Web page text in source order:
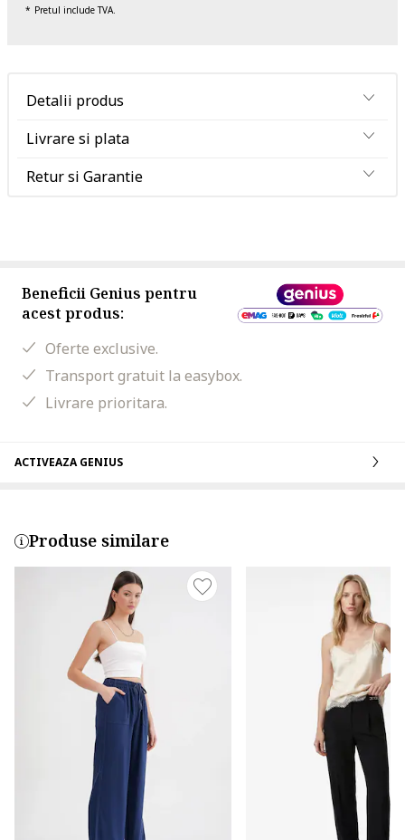
Pretul include TVA.
Detalii produs
Livrare si plata
Retur si Garantie
Beneficii Genius pentru
acest produs:
Oferte exclusive.
Transport gratuit la easybox.
Livrare prioritara.
ACTIVEAZA GENIUS
Produse similare